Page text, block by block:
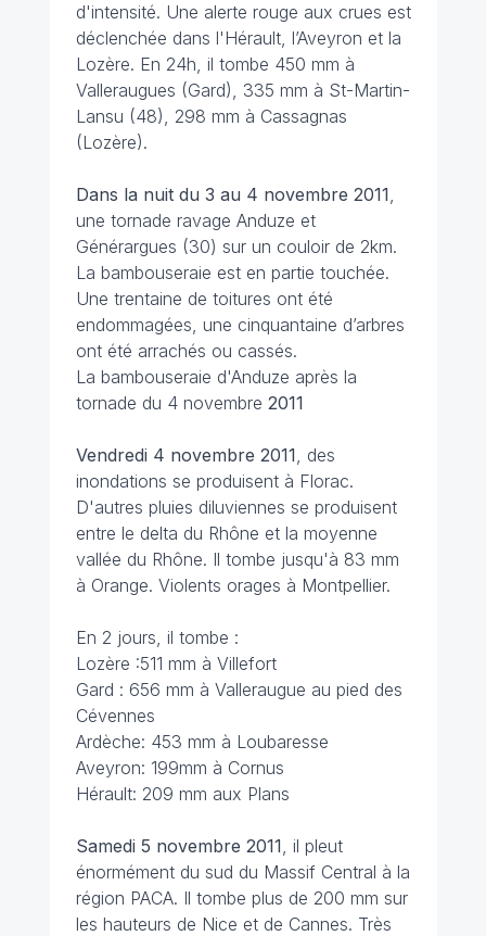
d'intensité. Une alerte rouge aux crues est
déclenchée dans l'Hérault, l’Aveyron et la
Lozère. En 24h, il tombe 450 mm à
Valleraugues (Gard), 335 mm à St-Martin-
Lansu (48), 298 mm à Cassagnas
(Lozère).
Dans la nuit du 3 au 4 novembre 2011,
une tornade ravage Anduze et
Générargues (30) sur un couloir de 2km.
La bambouseraie est en partie touchée.
Une trentaine de toitures ont été
endommagées, une cinquantaine d’arbres
ont été arrachés ou cassés.
La bambouseraie d'Anduze après la
tornade du 4 novembre 2011
Vendredi 4 novembre 2011, des
inondations se produisent à Florac.
D'autres pluies diluviennes se produisent
entre le delta du Rhône et la moyenne
vallée du Rhône. Il tombe jusqu'à 83 mm
à Orange. Violents orages à Montpellier.
En 2 jours, il tombe :
Lozère :511 mm à Villefort
Gard : 656 mm à Valleraugue au pied des
Cévennes
Ardèche: 453 mm à Loubaresse
Aveyron: 199mm à Cornus
Hérault: 209 mm aux Plans
Samedi 5 novembre 2011, il pleut
énormément du sud du Massif Central à la
région PACA. Il tombe plus de 200 mm sur
les hauteurs de Nice et de Cannes. Très